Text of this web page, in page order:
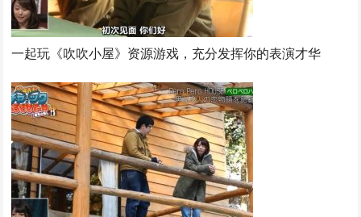
一起玩《吹吹小屋》资源游戏，充分发挥你的表演才华